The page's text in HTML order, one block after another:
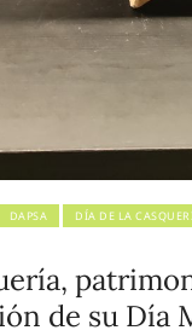
DAPSA DÍA DE LA
de su Día